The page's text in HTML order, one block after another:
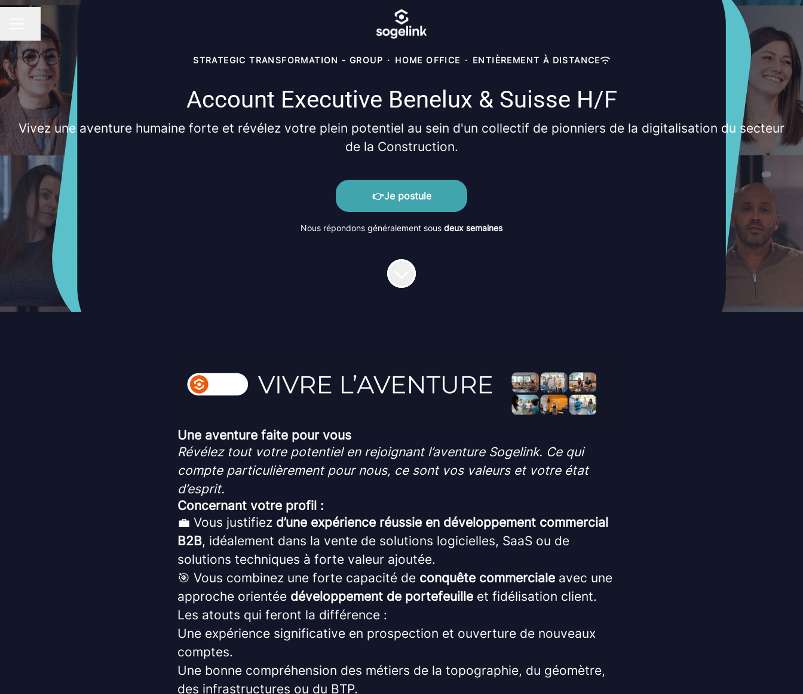
MENU CARRIÈRE
Partager la page
STRATEGIC TRANSFORMATION - GROUP · HOME OFFICE · ENTIÈREMENT À DISTANCE
Account Executive Benelux & Suisse H/F
Vivez une aventure humaine forte et révélez votre plein potentiel au sein d'un collectif de pionniers de la digitalisation du secteur
de la Construction.
👉Je postule
Nous répondons généralement sous deux semaines
Une aventure faite pour vous
Révélez tout votre potentiel en rejoignant l’aventure Sogelink. Ce qui
compte particulièrement pour nous, ce sont vos valeurs et votre état
d’esprit.
Concernant votre profil :
💼 Vous justifiez d’une expérience réussie en développement commercial
B2B, idéalement dans la vente de solutions logicielles, SaaS ou de
solutions techniques à forte valeur ajoutée.
🎯 Vous combinez une forte capacité de conquête commerciale avec une
approche orientée développement de portefeuille et fidélisation client.
Les atouts qui feront la différence :
Une expérience significative en prospection et ouverture de nouveaux
comptes.
Une bonne compréhension des métiers de la topographie, du géomètre,
des infrastructures ou du BTP.